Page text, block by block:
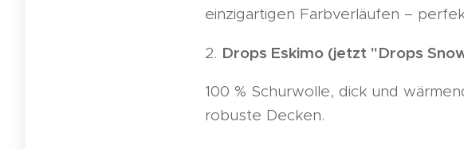
einzigartigen Farbverläufen –
2. Drops Eskimo (jetzt "Drops
100 % Schurwolle, dick und
robuste Decken.